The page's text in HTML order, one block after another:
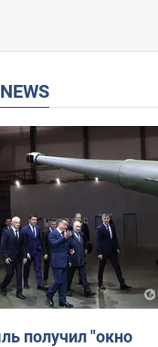
NEWS
получил "окно